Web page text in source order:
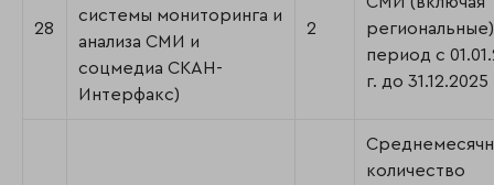
28
системы мониторинга и
анализа СМИ и
соцмедиа СКАН-
Интерфакс)
2
региональные)
период с
г. до 31.12.2025
количество